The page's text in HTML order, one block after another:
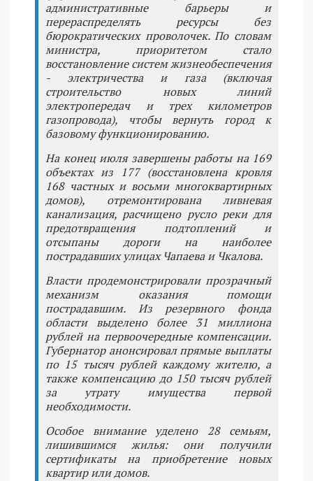
административные барьеры и
перераспределять ресурсы без
бюрократических проволочек. По словам
министра, приоритетом стало
восстановление систем жизнеобеспечения
- электричества и газа (включая
строительство новых линий
электропередач и трех километров
газопровода), чтобы вернуть город к
базовому функционированию.
На конец июля завершены работы на 169
объектах из 177 (восстановлена кровля
168 частных и восьми многоквартирных
домов), отремонтирована ливневая
канализация, расчищено русло реки для
предотвращения подтоплений и
отсыпаны дороги на наиболее
пострадавших улицах Чапаева и Чкалова.
Власти продемонстрировали прозрачный
механизм оказания помощи
пострадавшим. Из резервного фонда
области выделено более 31 миллиона
рублей на первоочередные компенсации.
Губернатор анонсировал прямые выплаты
по 15 тысяч рублей каждому жителю, а
также компенсацию до 150 тысяч рублей
за утрату имущества первой
необходимости.
Особое внимание уделено 28 семьям,
лишившимся жилья: они получили
сертификаты на приобретение новых
квартир или домов.